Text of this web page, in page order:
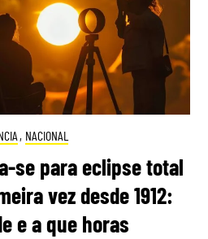
, NACIONAL
se para eclipse total
vez desde 1912:
e a que horas